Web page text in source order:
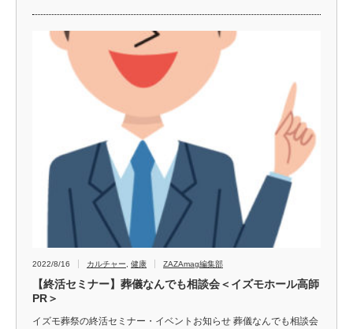
2022/8/16 カルチャー 健康 ZAZAmag編集部
【終活セミナー】葬儀なんでも相談会＜イズモホール高師
PR＞
イズモ葬祭の終活セミナー・イベントお知らせ 葬儀なんでも相談会